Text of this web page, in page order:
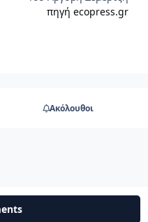
πηγή ecopress.gr
Ακόλουθοι